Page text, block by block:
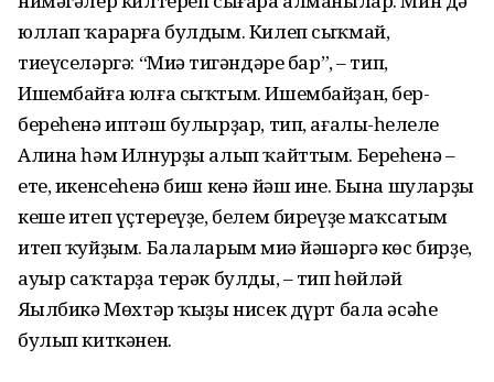
юллап ҡарарға булдым. Килеп сыҡмай,
тиеүселәргә: “Миңә тигәндәре бар”, – тип,
Ишембайға юлға сыҡтым. Ишембайҙан, бер-
береһенә иптәш булырҙар, тип, ағалы-һеңлеле
Алина һәм Илнурҙы алып ҡайттым. Береһенә –
ете, икенсеһенә биш кенә йәш ине. Бына шуларҙы
кеше итеп үҫтереүҙе, белем биреүҙе маҡсатым
итеп ҡуйҙым. Балаларым миңә йәшәргә көс бирҙе,
ауыр саҡтарҙа терәк булды, – тип һөйләй
Яңылбикә Мөхтәр ҡыҙы нисек дүрт бала әсәһе
булып киткәнен.